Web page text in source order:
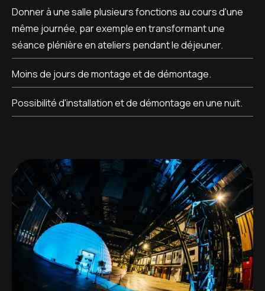
Donner à une salle plusieurs fonctions au cours d'une
même journée, par exemple en transformant une
séance plénière en ateliers pendant le déjeuner.
Moins de jours de montage et de démontage.
Possibilité d'installation et de démontage en une nuit.